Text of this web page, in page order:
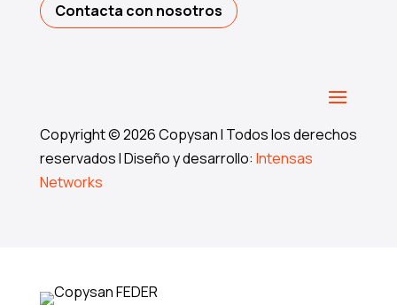
Contacta con nosotros
Copyright © 2026 Copysan I Todos los derechos
reservados I Diseño y desarrollo: Intensas
Networks